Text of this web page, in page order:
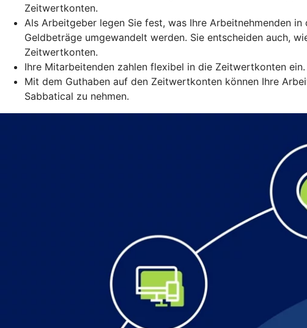
Zeitwertkonten.
Als Arbeitgeber legen Sie fest, was Ihre Arbeitnehmenden
Geldbeträge umgewandelt werden. Sie entscheiden auch,
Zeitwertkonten.
Ihre Mitarbeitenden zahlen flexibel in die Zeitwertkonten
Mit dem Guthaben auf den Zeitwertkonten können Ihre
Sabbatical zu nehmen.